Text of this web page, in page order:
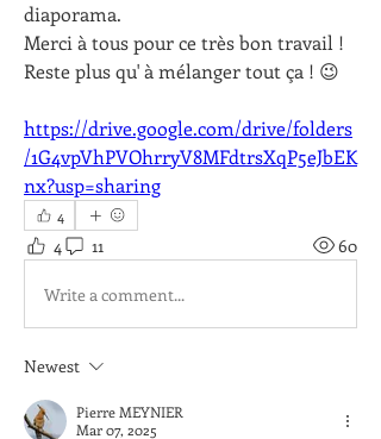
diaporama.
Merci à tous pour ce très bon travail !
Reste plus qu' à mélanger tout ça ! 😉
https://drive.google.com/drive/folders
/1G4vpVhPVOhrryV8MFdtrsXqP5eJbEK
nx?usp=sharing
4
4 11 60
Write a comment...
Newest
Pierre MEYNIER
Mar 07, 2025